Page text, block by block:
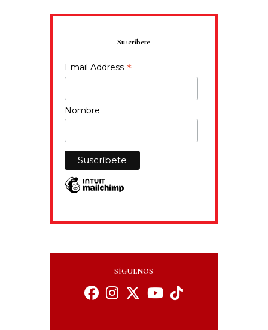
Suscríbete
Email Address *
Nombre
SÍGUENOS